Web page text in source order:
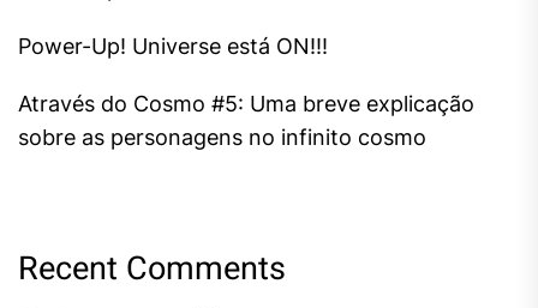
Power-Up! Universe está ON!!!
Através do Cosmo #5: Uma breve explicação
sobre as personagens no infinito cosmo
Recent Comments